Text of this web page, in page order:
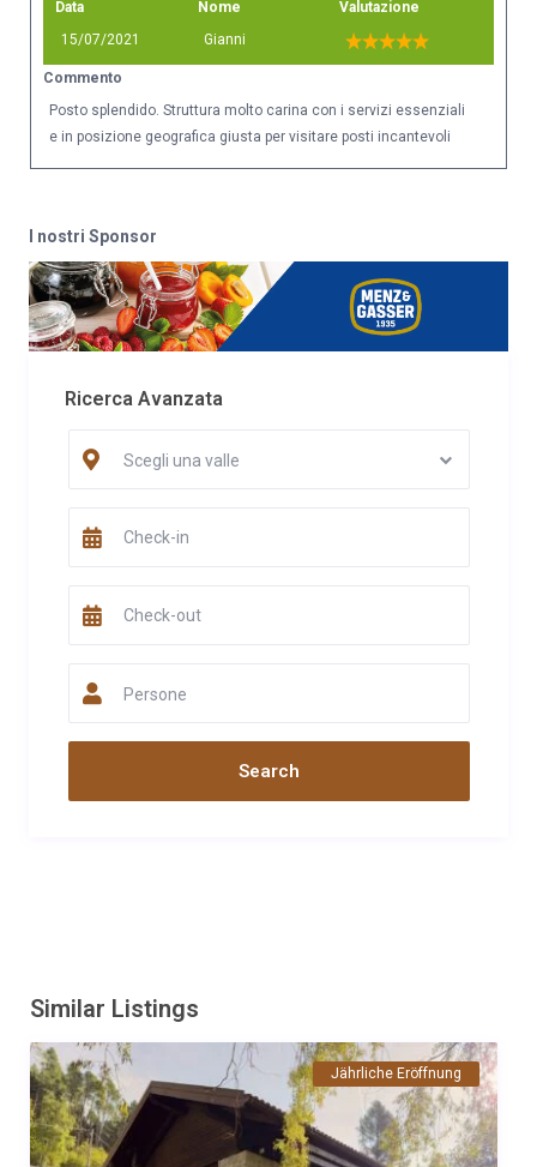
Data
15/07/2021
Nome
Gianni
Valutazione
Commento
Posto splendido. Struttura molto carina con i servizi essenziali
e in posizione geografica giusta per visitare posti incantevoli
I nostri Sponsor
Ricerca Avanzata
Scegli una valle
Persone
Similar Listings
Jährliche Eröffnung